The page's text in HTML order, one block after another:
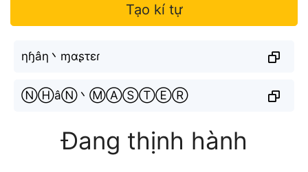
Tạo kí tự
ηɧâη丶ɱαʂτεɾ
ⓃⒽâⓃ丶ⓂⒶⓈⓉⒺⓇ
Đang thịnh hành